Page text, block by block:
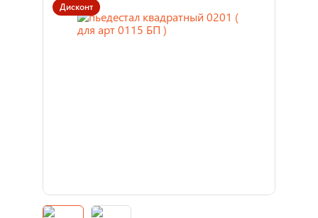
Дисконт